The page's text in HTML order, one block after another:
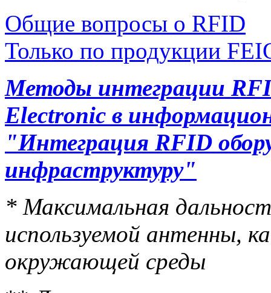
Общие вопросы о RFID
Только по продукции
Методы интеграции
Electronic в
"Интеграция RFID
инфраструктуру"
* Максимальная
используемой антенны,
окружающей среды